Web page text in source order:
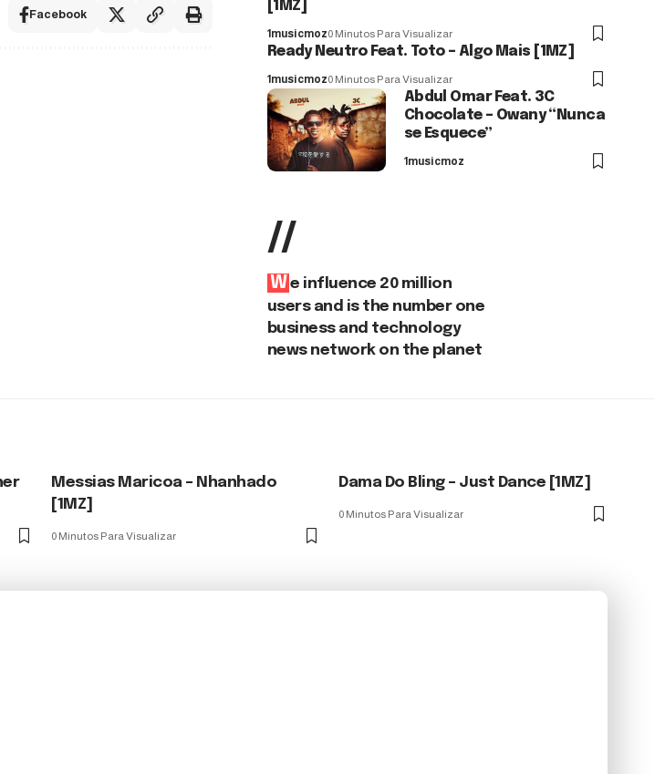
Facebook
[1MZ]
1musicmoz0 Minutos Para Visualizar
Ready Neutro Feat. Toto – Algo Mais [1MZ]
1musicmoz0 Minutos Para Visualizar
Abdul Omar Feat. 3C
Chocolate – Owany “Nunca
se Esquece”
1musicmoz
//
W e influence 20 million
users and is the number one
business and technology
news network on the planet
Messias Maricoa – Nhanhado
[1MZ]
0 Minutos Para Visualizar
Dama Do Bling – Just Dance [1MZ]
0 Minutos Para Visualizar